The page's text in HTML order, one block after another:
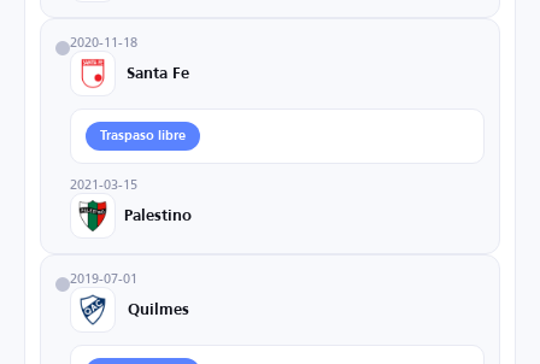
2020-11-18
Santa Fe
Traspaso libre
2021-03-15
Palestino
2019-07-01
Quilmes